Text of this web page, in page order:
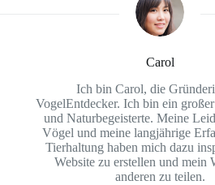
Carol
Ich bin Carol, die
VogelEntdecker. Ich bin ein
und Naturbegeisterte. Meine
Vögel und meine langjährige
Tierhaltung haben mich dazu
Website zu erstellen und mein
anderen zu teilen.